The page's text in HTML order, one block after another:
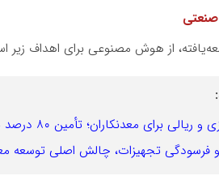
از هوش مصنوعی برای اهداف زیر
معدنکاران؛ تأمین ۸۰ درصد هزینه ماشین‌آلات از سوی ایمیدرو
فرسودگی تجهیزات، چالش اصلی توسعه